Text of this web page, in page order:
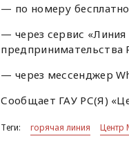
— по номеру
— через сервис
предпринимательства
— через мессенджер
Сообщает ГАУ РС(Я)
Теги: горячая линия Центр